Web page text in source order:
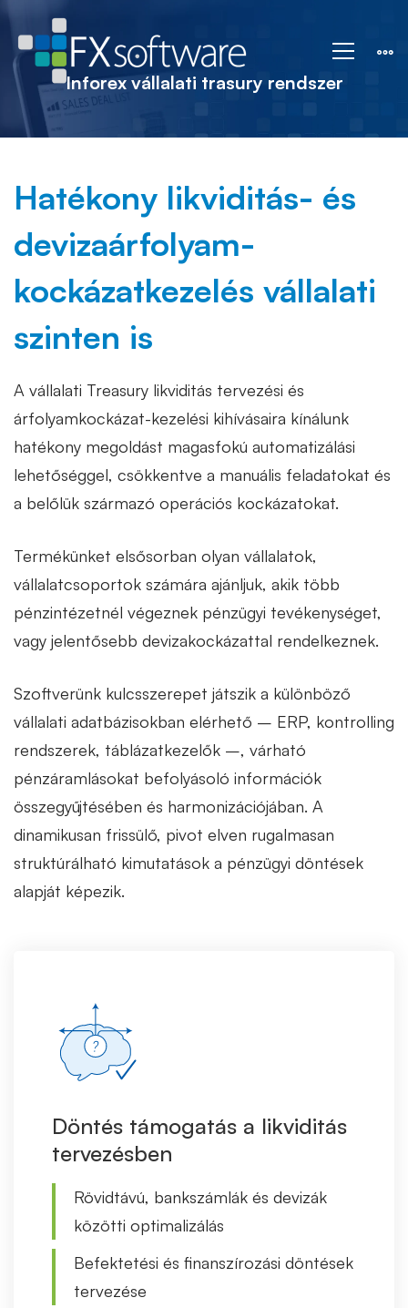
InFoRex
vállalati
treasury
rendszer
Inforex vállalati trasury rendszer
Hatékony likviditás- és
devizaárfolyam-
kockázatkezelés vállalati
szinten is
A vállalati Treasury likviditás tervezési és
árfolyamkockázat-kezelési kihívásaira kínálunk
hatékony megoldást magasfokú automatizálási
lehetőséggel, csökkentve a manuális feladatokat és
a belőlük származó operációs kockázatokat.
Termékünket elsősorban olyan vállalatok,
vállalatcsoportok számára ajánljuk, akik több
pénzintézetnél végeznek pénzügyi tevékenységet,
vagy jelentősebb devizakockázattal rendelkeznek.
Szoftverünk kulcsszerepet játszik a különböző
vállalati adatbázisokban elérhető – ERP, kontrolling
rendszerek, táblázatkezelők –, várható
pénzáramlásokat befolyásoló információk
összegyűjtésében és harmonizációjában. A
dinamikusan frissülő, pivot elven rugalmasan
struktúrálható kimutatások a pénzügyi döntések
alapját képezik.
Döntés támogatás a likviditás
tervezésben
Rövidtávú, bankszámlák és devizák
közötti optimalizálás
Befektetési és finanszírozási döntések
tervezése